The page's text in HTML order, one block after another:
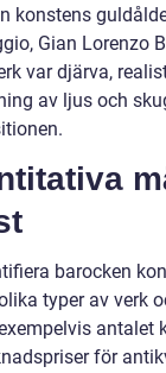
konstens
Gian Lorenzo
var djärva,
av ljus och
barocken
typer av verk
antalet
för